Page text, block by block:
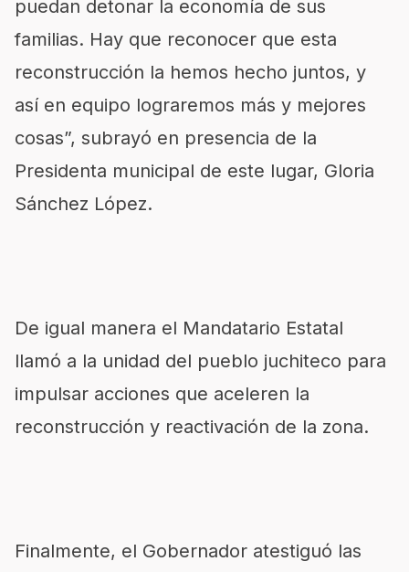
puedan detonar la economía de sus
familias. Hay que reconocer que esta
reconstrucción la hemos hecho juntos, y
así en equipo lograremos más y mejores
cosas”, subrayó en presencia de la
Presidenta municipal de este lugar, Gloria
Sánchez López.
De igual manera el Mandatario Estatal
llamó a la unidad del pueblo juchiteco para
impulsar acciones que aceleren la
reconstrucción y reactivación de la zona.
Finalmente, el Gobernador atestiguó las